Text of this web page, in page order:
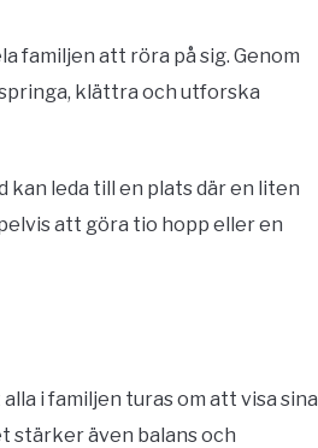
familjen att röra på sig. Genom
klättra och utforska
leda till en plats där en liten
att göra tio hopp eller en
i familjen turas om att visa sina
stärker även balans och